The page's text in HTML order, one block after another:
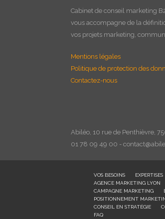
Cabinet de conseil marketing
vous accompagne de la
vos projets marketing,
Mentions légales
Politique de protection des
Contactez-nous
Abiléo, 10 rue de Penthièvre,
01 78 09 49 00 -
VOS BESOINS EXPERTISES
AGENCE MARKETING LYON
CAMPAGNE MARKETING
POSITIONNEMENT
CONSEIL EN STRATÉGIE
FAQ